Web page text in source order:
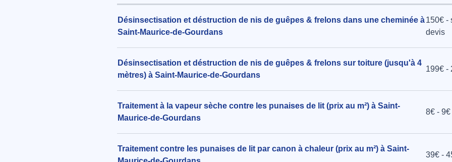
Meximieux (01800)
le 26/07/2026 à 12:14
Désinsectisation et déstruction de nis de guêpes & frelons dans une cheminée à
Saint-Maurice-de-Gourdans
150€ -
devis
Désinsectisation et déstruction de nis de guêpes & frelons sur toiture (jusqu'à 4
mètres) à Saint-Maurice-de-Gourdans
199€ -
Traitement à la vapeur sèche contre les punaises de lit (prix au m²) à Saint-
Maurice-de-Gourdans
8€ - 9€
Traitement contre les punaises de lit par canon à chaleur (prix au m²) à Saint-
39€ -